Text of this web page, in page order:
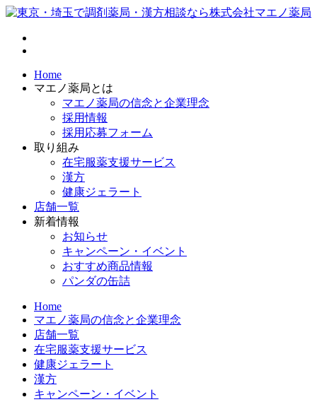
Home
マエノ薬局とは
マエノ薬局の信念と企業理念
採用情報
採用応募フォーム
取り組み
在宅服薬支援サービス
漢方
健康ジェラート
店舗一覧
新着情報
お知らせ
キャンペーン・イベント
おすすめ商品情報
パンダの缶詰
Home
マエノ薬局の信念と企業理念
店舗一覧
在宅服薬支援サービス
健康ジェラート
漢方
キャンペーン・イベント